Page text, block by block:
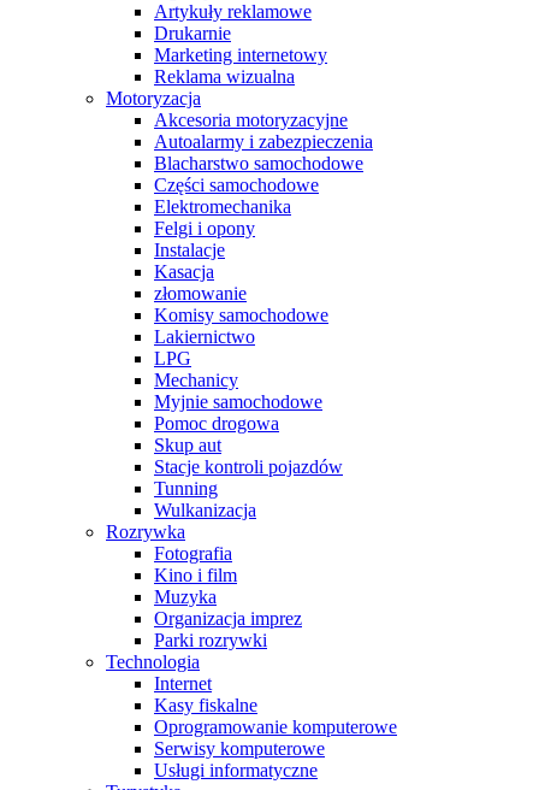
Artykuły reklamowe
Drukarnie
Marketing internetowy
Reklama wizualna
Motoryzacja
Akcesoria motoryzacyjne
Autoalarmy i zabezpieczenia
Blacharstwo samochodowe
Części samochodowe
Elektromechanika
Felgi i opony
Instalacje
Kasacja
złomowanie
Komisy samochodowe
Lakiernictwo
LPG
Mechanicy
Myjnie samochodowe
Pomoc drogowa
Skup aut
Stacje kontroli pojazdów
Tunning
Wulkanizacja
Rozrywka
Fotografia
Kino i film
Muzyka
Organizacja imprez
Parki rozrywki
Technologia
Internet
Kasy fiskalne
Oprogramowanie komputerowe
Serwisy komputerowe
Usługi informatyczne